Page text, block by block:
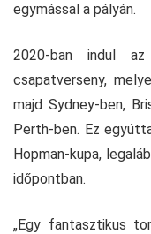
egymással a pályán.
2020-ban indul
csapatverseny,
majd Sydney-ben,
Perth-ben. Ez
Hopman-kupa,
időpontban.
„Egy fantasztikus